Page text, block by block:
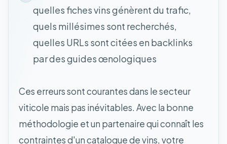
quelles fiches vins génèrent du trafic,
quels millésimes sont recherchés,
quelles URLs sont citées en backlinks
par des guides œnologiques
Ces erreurs sont courantes dans le secteur
viticole mais pas inévitables. Avec la bonne
méthodologie et un partenaire qui connaît les
contraintes d'un catalogue de vins, votre